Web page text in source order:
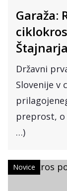
Garaža:
Štajnarja
Državni
Slovenije v
preprost, o
…)
Novice